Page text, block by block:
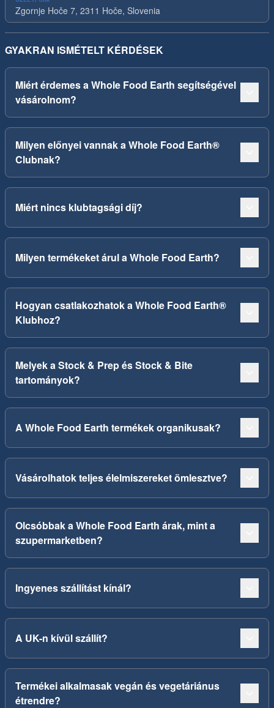
Zgornje Hoče 7, 2311 Hoče, Slovenia
GYAKRAN ISMÉTELT KÉRDÉSEK
Miért érdemes a Whole Food Earth segítségével
vásárolnom?
Milyen előnyei vannak a Whole Food Earth®
Clubnak?
Miért nincs klubtagsági díj?
Milyen termékeket árul a Whole Food Earth?
Hogyan csatlakozhatok a Whole Food Earth®
Klubhoz?
Melyek a Stock & Prep és Stock & Bite
tartományok?
A Whole Food Earth termékek organikusak?
Vásárolhatok teljes élelmiszereket ömlesztve?
Olcsóbbak a Whole Food Earth árak, mint a
szupermarketben?
Ingyenes szállítást kínál?
A UK-n kívül szállít?
Termékei alkalmasak vegán és vegetáriánus
étrendre?